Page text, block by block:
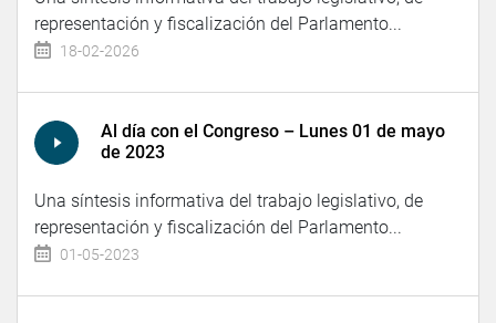
representación y fiscalización del Parlamento...
18-02-2026
Al día con el Congreso – Lunes 01 de mayo
de 2023
Una síntesis informativa del trabajo legislativo, de
representación y fiscalización del Parlamento...
01-05-2023